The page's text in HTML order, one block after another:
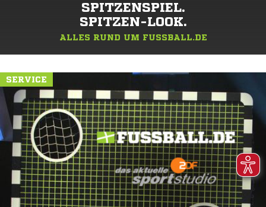
SPITZENSPIEL.
SPITZEN-LOOK.
ALLES RUND UM FUSSBALL.DE
SERVICE